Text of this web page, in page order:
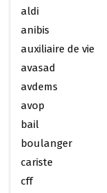
aldi
anibis
auxiliaire de vie
avasad
avdems
avop
bail
boulanger
cariste
cff